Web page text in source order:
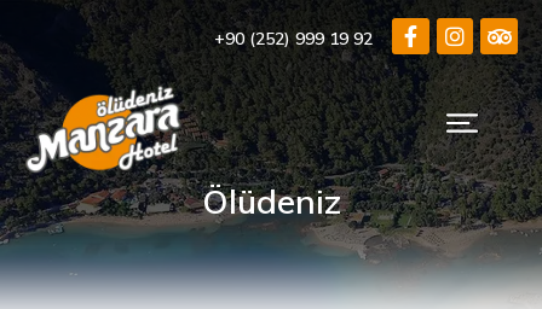
+90 (252) 999 19 92
Ölüdeniz